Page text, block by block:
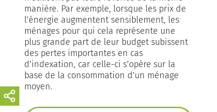
manière. Par exemple, lorsque les prix de
l’énergie augmentent sensiblement, les
ménages pour qui cela représente une
plus grande part de leur budget subissent
des pertes importantes en cas
d’indexation, car celle-ci s’opère sur la
base de la consommation d’un ménage
moyen.